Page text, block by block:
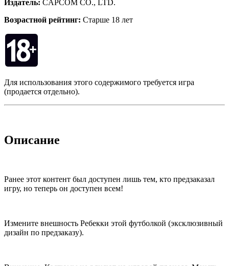
Издатель: CAPCOM CO., LTD.
Возрастной рейтинг: Старше 18 лет
Для использования этого содержимого требуется игра
(продается отдельно).
Описание
Ранее этот контент был доступен лишь тем, кто предзаказал
игру, но теперь он доступен всем!
Измените внешность Ребекки этой футболкой (эксклюзивный
дизайн по предзаказу).